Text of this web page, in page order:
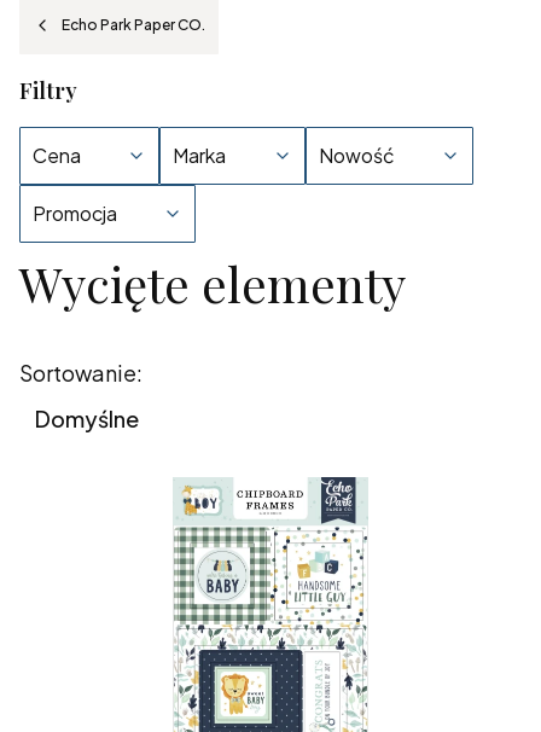
Echo Park Paper CO.
Filtry
Cena Marka Nowość
Promocja
Koniec filtrów
Wycięte elementy
Lista produktów
Sortowanie:
Domyślne